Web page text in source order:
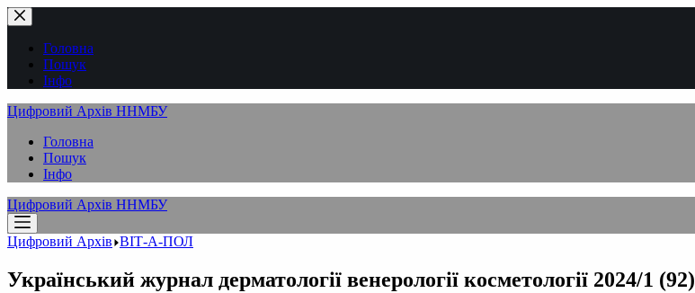
Перейти
до
вмістуГоловна
Пошук
Інфо
Цифровий Архів ННМБУ
Головна
Пошук
Інфо
Цифровий Архів ННМБУ
Цифровий Архів ВІТ-А-ПОЛ
Український журнал дерматології венерології косметології 2024/1 (92)